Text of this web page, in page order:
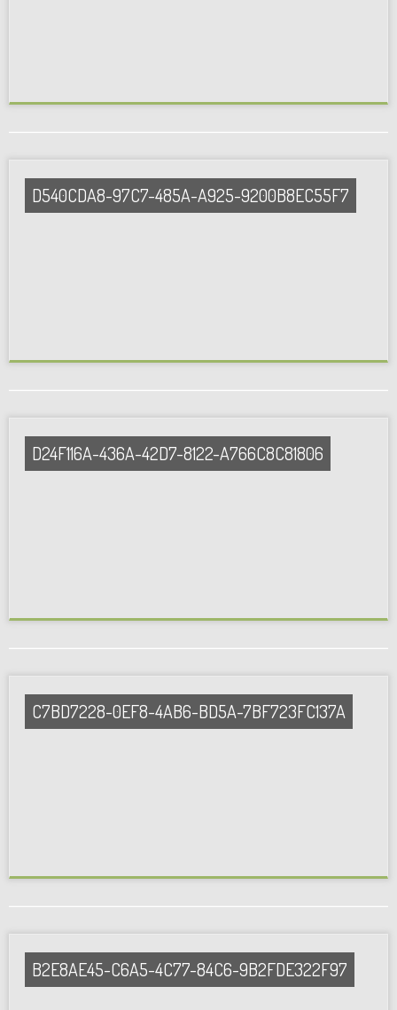
D540CDA8-97C7-485A-A925-9200B8EC55F7
D24F116A-436A-42D7-8122-A766C8C81806
C7BD7228-0EF8-4AB6-BD5A-7BF723FC137A
B2E8AE45-C6A5-4C77-84C6-9B2FDE322F97